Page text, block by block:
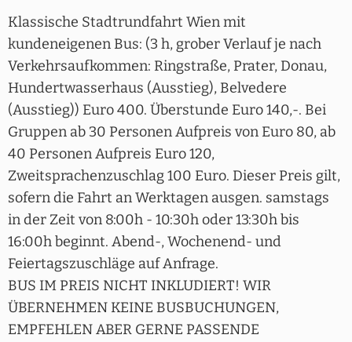
Klassische Stadtrundfahrt Wien mit
kundeneigenen Bus: (3 h, grober Verlauf je nach
Verkehrsaufkommen: Ringstraße, Prater, Donau,
Hundertwasserhaus (Ausstieg), Belvedere
(Ausstieg)) Euro 400. Überstunde Euro 140,-. Bei
Gruppen ab 30 Personen Aufpreis von Euro 80, ab
40 Personen Aufpreis Euro 120,
Zweitsprachenzuschlag 100 Euro. Dieser Preis gilt,
sofern die Fahrt an Werktagen ausgen. samstags
in der Zeit von 8:00h - 10:30h oder 13:30h bis
16:00h beginnt. Abend-, Wochenend- und
Feiertagszuschläge auf Anfrage.
BUS IM PREIS NICHT INKLUDIERT! WIR
ÜBERNEHMEN KEINE BUSBUCHUNGEN,
EMPFEHLEN ABER GERNE PASSENDE